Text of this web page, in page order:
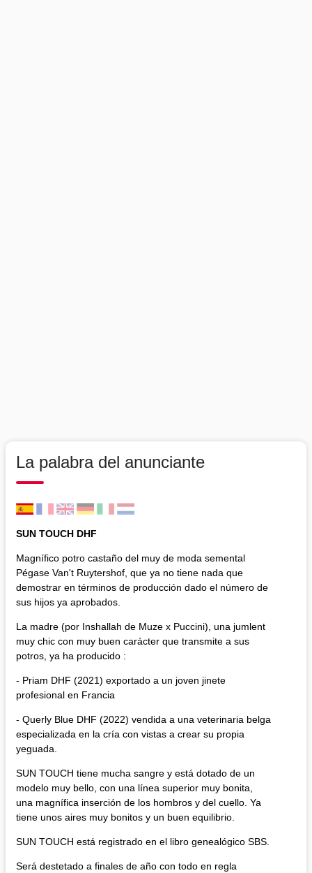
La palabra del anunciante
SUN TOUCH DHF
Magnífico potro castaño del muy de moda semental
Pégase Van't Ruytershof, que ya no tiene nada que
demostrar en términos de producción dado el número de
sus hijos ya aprobados.
La madre (por Inshallah de Muze x Puccini), una jumlent
muy chic con muy buen carácter que transmite a sus
potros, ya ha producido :
- Priam DHF (2021) exportado a un joven jinete
profesional en Francia
- Querly Blue DHF (2022) vendida a una veterinaria belga
especializada en la cría con vistas a crear su propia
yeguada.
SUN TOUCH tiene mucha sangre y está dotado de un
modelo muy bello, con una línea superior muy bonita,
una magnífica inserción de los hombros y del cuello. Ya
tiene unos aires muy bonitos y un buen equilibrio.
SUN TOUCH está registrado en el libro genealógico SBS.
Será destetado a finales de año con todo en regla